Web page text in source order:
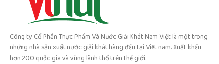
Công ty Cổ Phần Thực Phẩm Và Nước Giải Khát Nam Việt là một trong
những nhà sản xuất nước giải khát hàng đầu tại Việt nam. Xuất khẩu
hơn 200 quốc gia và vùng lãnh thổ trên thế giới.